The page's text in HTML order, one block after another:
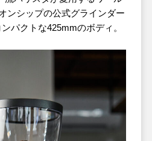
ンシップの公式グラインダー
パクトな425mmのボディ。